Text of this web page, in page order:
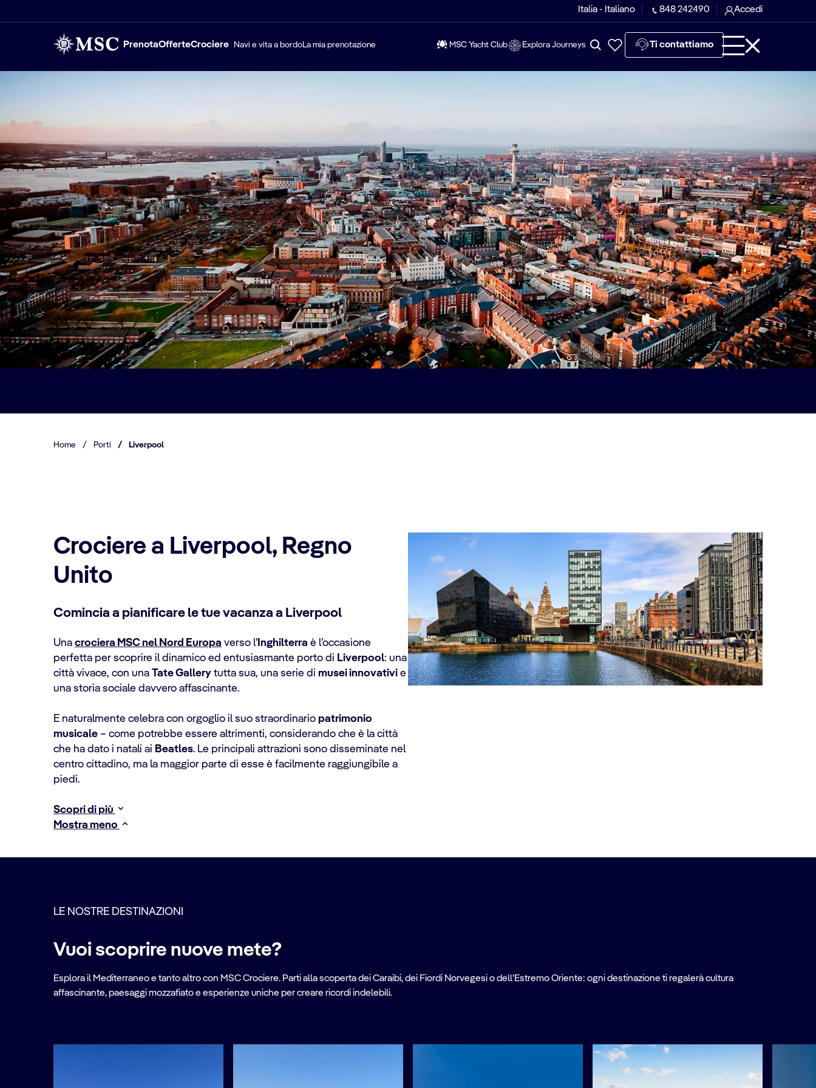
Italia - Italiano 848 242490 Accedi
PrenotaOfferteCrociere Navi e vita a bordoLa mia prenotazione MSC Yacht Club Explora Journeys Ti contattiamo
Home / Porti / Liverpool
Crociere a Liverpool, Regno
Unito
Comincia a pianificare le tue vacanza a Liverpool
Una crociera MSC nel Nord Europa verso l’ Inghilterra è l’occasione
perfetta per scoprire il dinamico ed entusiasmante porto di Liverpool: una
città vivace, con una Tate Gallery tutta sua, una serie di musei innovativi e
una storia sociale davvero affascinante.
E naturalmente celebra con orgoglio il suo straordinario patrimonio
musicale – come potrebbe essere altrimenti, considerando che è la città
che ha dato i natali ai Beatles. Le principali attrazioni sono disseminate nel
centro cittadino, ma la maggior parte di esse è facilmente raggiungibile a
piedi.
Scopri di più
Mostra meno
LE NOSTRE DESTINAZIONI
Vuoi scoprire nuove mete?
Esplora il Mediterraneo e tanto altro con MSC Crociere. Parti alla scoperta dei Caraibi, dei Fiordi Norvegesi o dell’Estremo Oriente: ogni destinazione ti regalerà cultura
affascinante, paesaggi mozzafiato e esperienze uniche per creare ricordi indelebili.